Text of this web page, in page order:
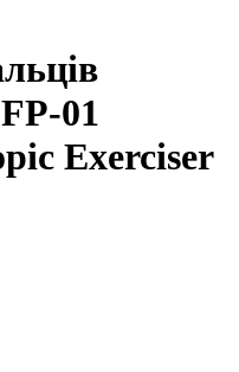
01
Exerciser